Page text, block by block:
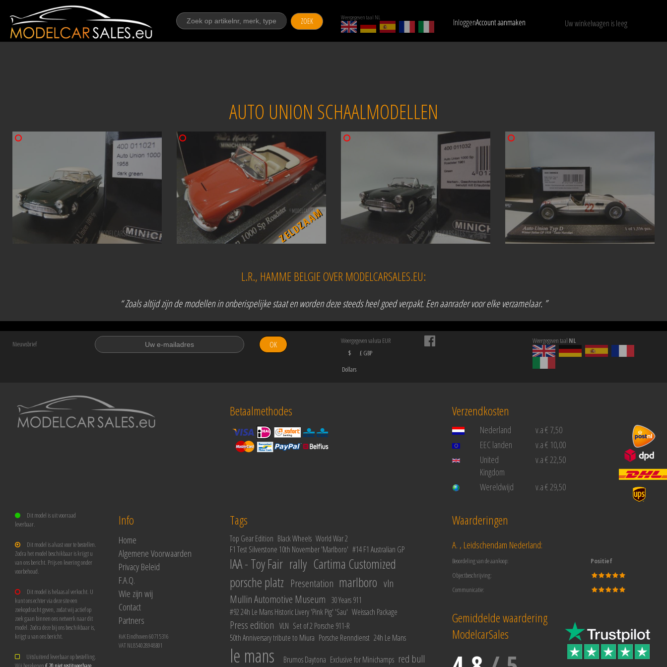
ZOEK Weergegeven taal NL InloggenAccount aanmaken Uw winkelwagen is leeg
Toon alleen beschikbare modellen WISSEN
AUTO UNION SCHAALMODELLEN
ZELDZAAM
L.R., HAMME BELGIE OVER MODELCARSALES.EU:
“ Zoals altijd zijn de modellen in onberispelijke staat en worden deze steeds heel goed verpakt. Een aanrader voor elke verzamelaar. ”
Nieuwsbrief OK
Weergegeven valuta EUR
$
Dollars
£ GBP
Weergegeven taal NL
Betaalmethodes Verzendkosten
Nederland
v.a € 7,50
EEC landen
v.a € 10,00
United
Kingdom
v.a € 22,50
Wereldwijd v.a € 29,50
Dit model is uit voorraad
leverbaar.
Dit model is alvast voor te bestellen.
Zodra het model beschikbaar is krijgt u
van ons bericht. Prijs en levering onder
voorbehoud.
Dit model is helaas al verkocht. U
kunt ons echter via deze site een
zoekopdracht geven, zodat wij actief op
zoek gaan binnen ons netwerk naar dit
model. Zodra deze bij ons beschikbaar is,
krijgt u van ons bericht.
Uitsluitend leverbaar op bestelling.
Info
Home
Algemene Voorwaarden
Privacy Beleid
F.A.Q.
Wie zijn wij
Contact
Partners
KvK Eindhoven 60715316
VAT NL854028948B01
Tags
Top Gear Edition Black Wheels World War 2
F1 Test Silverstone 10th November 'Marlboro' #14 F1 Australian GP
IAA - Toy Fair rally Cartima Customized
porsche platz Presentation marlboro vln
Mullin Automotive Museum 30 Years 911
#92 24h Le Mans Historic Livery 'Pink Pig' 'Sau' Weissach Package
Press edition VLN Set of 2 Porsche 911-R
50th Anniversary tribute to Miura Porsche Renndienst 24h Le Mans
le mans Brumos Daytona Exclusive for Minichamps red bull
Waarderingen
A. , Leidschendam Nederland:
Beoordeling van de aankoop:
Positief
Objectbeschrijving:
Communicatie:
Gemiddelde waardering
ModelcarSales